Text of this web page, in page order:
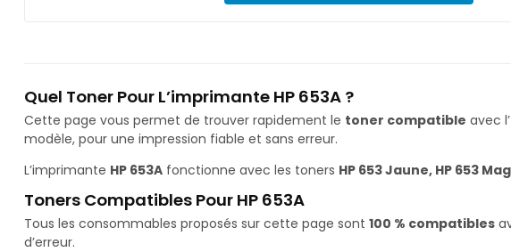
Quel Toner Pour L’imprimante HP 653A ?
Cette page vous permet de trouver rapidement le toner compatible avec l’
modèle, pour une impression fiable et sans erreur.
L’imprimante HP 653A fonctionne avec les toners HP 653 Jaune, HP 653
Toners Compatibles Pour HP 653A
Tous les consommables proposés sur cette page sont 100 % compatibles
d’erreur.